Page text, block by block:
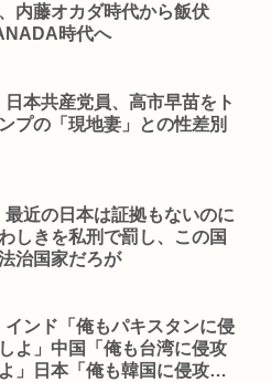
内藤オカダ時代から飯伏
時代へ
プの「現地妻」との性差別
最近の日本は証拠もないのに
しきを私刑で罰し、この国
治国家だろが
よ」中国「俺も台湾に侵攻
」日本「俺も韓国に侵攻し